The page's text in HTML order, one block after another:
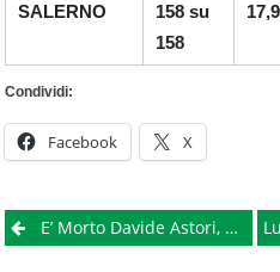
SALERNO
158 su
158
Condividi:
Facebook X
PostE’ Morto Davide Astori, Capitano Della Fiorentina. Il Mondo Dello Sport Si Ferma